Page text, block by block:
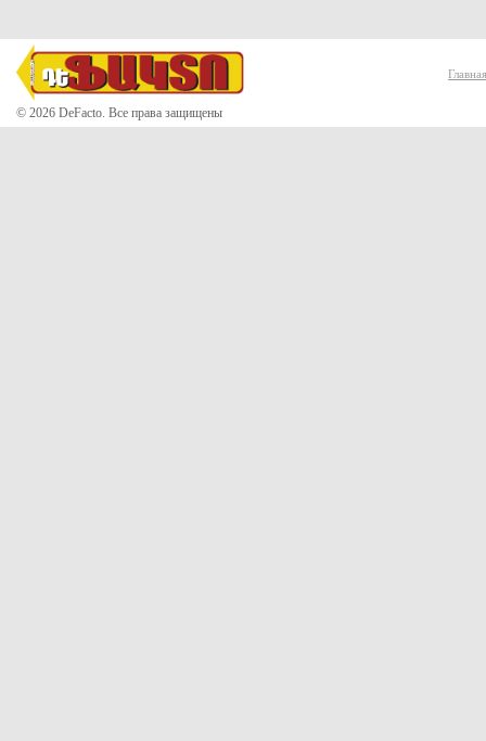
© 2026 DeFacto. Все права защищены
Главная